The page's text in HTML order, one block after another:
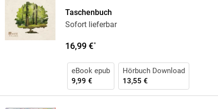
Taschenbuch
Sofort lieferbar
16,99 €*
eBook epub
9,99 €
Hörbuch Download
13,55 €